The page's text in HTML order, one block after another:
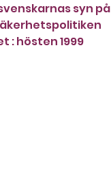
syn på
: hösten 1999